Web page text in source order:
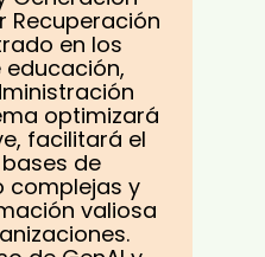
Recuperación
en los
optimizará
facilitará el
de
complejas y
valiosa